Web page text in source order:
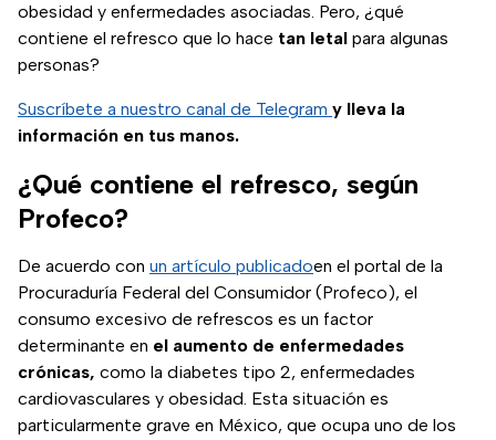
obesidad y enfermedades asociadas. Pero, ¿qué
contiene el refresco que lo hace tan letal para algunas
personas?
Suscríbete a nuestro canal de Telegram y lleva la
información en tus manos.
¿Qué contiene el refresco, según
Profeco?
De acuerdo con un artículo publicadoen el portal de la
Procuraduría Federal del Consumidor (Profeco), el
consumo excesivo de refrescos es un factor
determinante en el aumento de enfermedades
crónicas, como la diabetes tipo 2, enfermedades
cardiovasculares y obesidad. Esta situación es
particularmente grave en México, que ocupa uno de los